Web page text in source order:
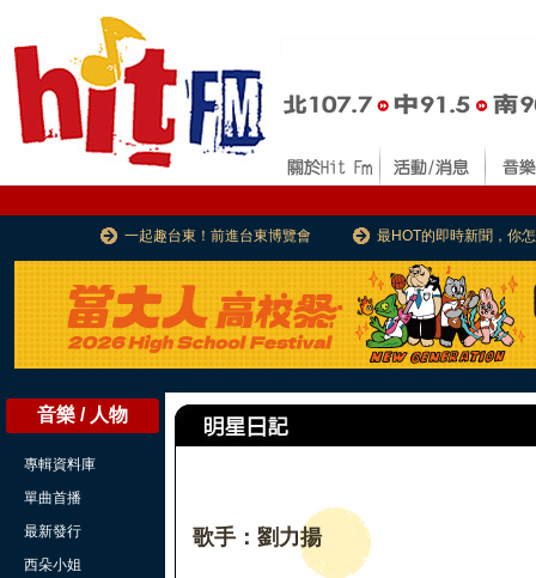
一起趣台東！前進台東博覽會 最HOT的即時新聞，你
音樂 / 人物
專輯資料庫
單曲首播
最新發行
西朵小姐
歌手：劉力揚